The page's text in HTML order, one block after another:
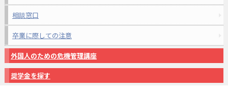
相談窓口
卒業に際しての注意
外国人のための危機管理講座
奨学金を探す